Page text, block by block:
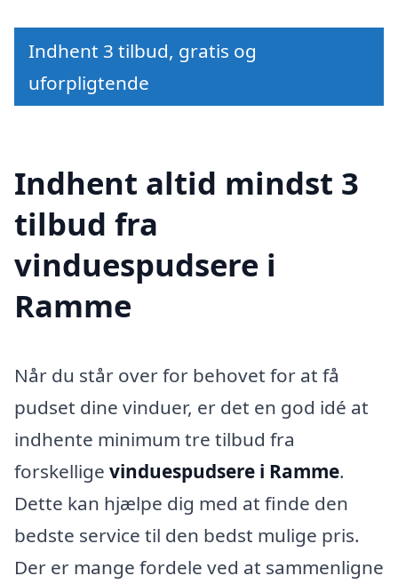
Indhent 3 tilbud, gratis og
uforpligtende
Indhent altid mindst 3
tilbud fra
vinduespudsere i
Ramme
Når du står over for behovet for at få
pudset dine vinduer, er det en god idé at
indhente minimum tre tilbud fra
forskellige vinduespudsere i Ramme.
Dette kan hjælpe dig med at finde den
bedste service til den bedst mulige pris.
Der er mange fordele ved at sammenligne